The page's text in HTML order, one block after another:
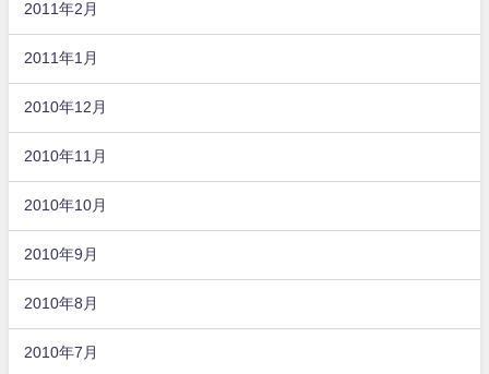
2011年2月
2011年1月
2010年12月
2010年11月
2010年10月
2010年9月
2010年8月
2010年7月